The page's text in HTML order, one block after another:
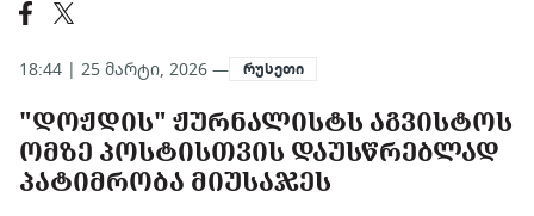
18:44 | 25 მარტი, 2026 — რუსეთი
"ᲓᲝᲟᲓᲘᲡ" ᲟᲣᲠᲜᲐᲚᲘᲡᲢᲡ ᲐᲒᲕᲘᲡᲢᲝᲡ
ᲝᲛᲖᲔ ᲞᲝᲡᲢᲘᲡᲗᲕᲘᲡ ᲓᲐᲣᲡᲬᲠᲔᲑᲚᲐᲓ
ᲞᲐᲢᲘᲛᲠᲝᲑᲐ ᲛᲘᲣᲡᲐᲯᲔᲡ